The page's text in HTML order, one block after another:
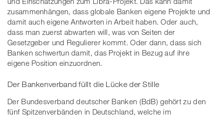
zusammenhängen, dass globale Banken eigene Projekte und
damit auch eigene Antworten in Arbeit haben. Oder auch,
dass man zuerst abwarten will, was von Seiten der
Gesetzgeber und Regulierer kommt. Oder dann, dass sich
Banken schwertun damit, das Projekt in Bezug auf ihre
eigene Position einzuordnen.
Der Bankenverband füllt die Lücke der Stille
Der Bundesverband deutscher Banken (BdB) gehört zu den
fünf Spitzenverbänden in Deutschland, welche im